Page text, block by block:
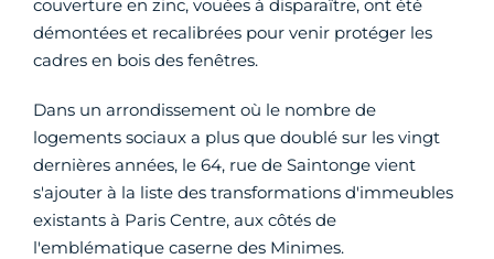
couverture en zinc, vouées à disparaître, ont été
démontées et recalibrées pour venir protéger les
cadres en bois des fenêtres.
Dans un arrondissement où le nombre de
logements sociaux a plus que doublé sur les vingt
dernières années, le 64, rue de Saintonge vient
s'ajouter à la liste des transformations d'immeubles
existants à Paris Centre, aux côtés de
l'emblématique caserne des Minimes.